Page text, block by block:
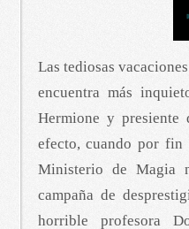
Las tediosas
encuentra más
Hermione y presiente
efecto, cuando por fin
Ministerio de Magia
campaña de
horrible profesora